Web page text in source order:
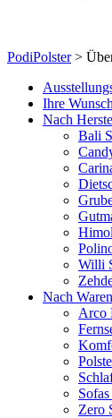
PodiPolster>
Ihre
Nach
Bali
Willi
Nach
Arco
Zero